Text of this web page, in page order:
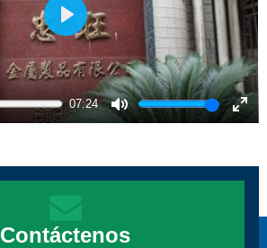
07:24
Mute
Play
Contáctenos